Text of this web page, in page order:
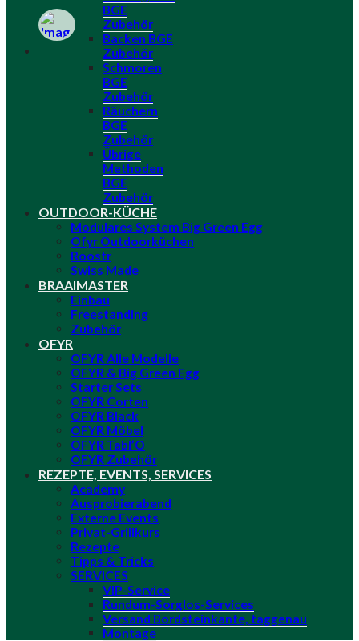
BGE
Zubehör
Backen BGE
Zubehör
Schmoren
BGE
Zubehör
Räuchern
BGE
Zubehör
Übrige
Methoden
BGE
Zubehör
OUTDOOR-KÜCHE
Modulares System Big Green Egg
Ofyr Outdoorküchen
Roostr
Swiss Made
BRAAIMASTER
Einbau
Freestanding
Zubehör
OFYR
OFYR Alle Modelle
OFYR & Big Green Egg
Starter Sets
OFYR Corten
OFYR Black
OFYR Möbel
OFYR Tabl’O
OFYR Zubehör
REZEPTE, EVENTS, SERVICES
Academy
Ausprobierabend
Externe Events
Privat-Grillkurs
Rezepte
Tipps & Tricks
SERVICES
VIP-Service
Rundum-Sorglos-Services
Versand Bordsteinkante, taggenau
Montage